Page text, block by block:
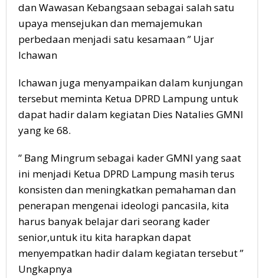
dan Wawasan Kebangsaan sebagai salah satu
upaya mensejukan dan memajemukan
perbedaan menjadi satu kesamaan ” Ujar
Ichawan
Ichawan juga menyampaikan dalam kunjungan
tersebut meminta Ketua DPRD Lampung untuk
dapat hadir dalam kegiatan Dies Natalies GMNI
yang ke 68.
” Bang Mingrum sebagai kader GMNI yang saat
ini menjadi Ketua DPRD Lampung masih terus
konsisten dan meningkatkan pemahaman dan
penerapan mengenai ideologi pancasila, kita
harus banyak belajar dari seorang kader
senior,untuk itu kita harapkan dapat
menyempatkan hadir dalam kegiatan tersebut ”
Ungkapnya